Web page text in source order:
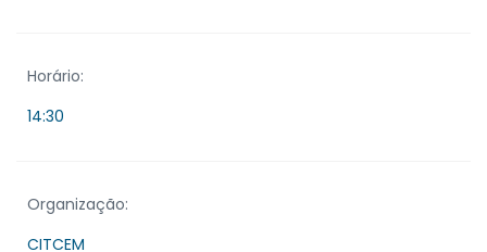
Horário:
14:30
Organização:
CITCEM